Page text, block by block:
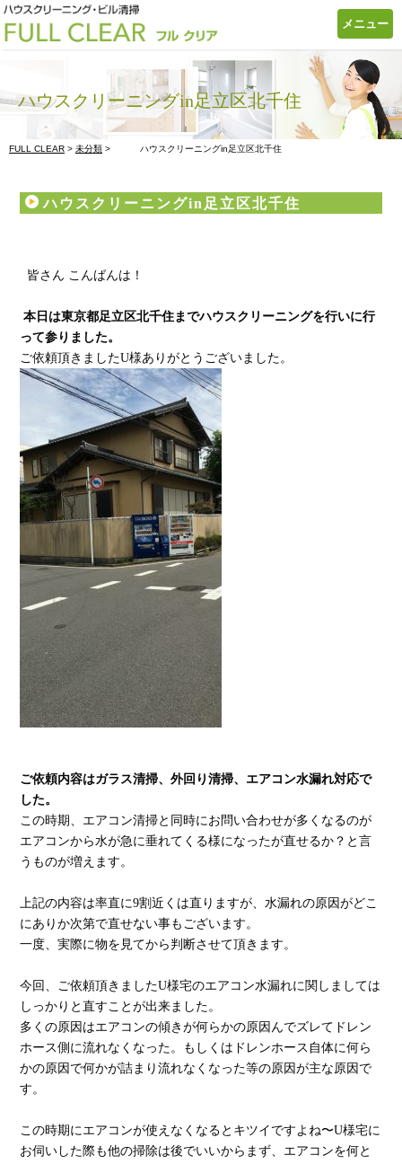
メニュー
ハウスクリーニングin足立区北千住
FULL CLEAR > 未分類 > ハウスクリーニングin足立区北千住
ハウスクリーニングin足立区北千住
皆さん こんばんは！
本日は東京都足立区北千住までハウスクリーニングを行いに行
って参りました。
ご依頼頂きましたU様ありがとうございました。
ご依頼内容はガラス清掃、外回り清掃、エアコン水漏れ対応で
した。
この時期、エアコン清掃と同時にお問い合わせが多くなるのが
エアコンから水が急に垂れてくる様になったが直せるか？と言
うものが増えます。
上記の内容は率直に9割近くは直りますが、水漏れの原因がどこ
にありか次第で直せない事もございます。
一度、実際に物を見てから判断させて頂きます。
今回、ご依頼頂きましたU様宅のエアコン水漏れに関しましては
しっかりと直すことが出来ました。
多くの原因はエアコンの傾きが何らかの原因んでズレてドレン
ホース側に流れなくなった。もしくはドレンホース自体に何ら
かの原因で何かが詰まり流れなくなった等の原因が主な原因で
す。
この時期にエアコンが使えなくなるとキツイですよね〜U様宅に
お伺いした際も他の掃除は後でいいからまず、エアコンを何と